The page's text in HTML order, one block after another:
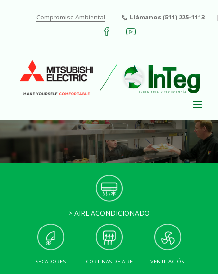
Compromiso Ambiental Llámanos (511) 225-1113
AIRE ACONDICIONADO
SECADORES CORTINAS DE AIRE VENTILACIÓN